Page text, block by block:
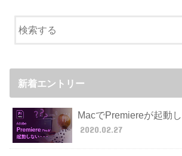
新着エントリー
MacでPremiereが起動し
2020.02.27